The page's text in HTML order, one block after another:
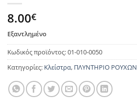
8.00€
Εξαντλημένο
Κωδικός προϊόντος:01-010-0050
Κατηγορίες: Κλείστρα, ΠΛΥΝΤΗΡΙΟ ΡΟΥΧΩΝ